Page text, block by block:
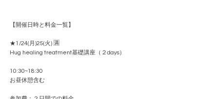
【開催日時と料金一覧】
★1/24(月)25(火) 🈵
Hug healing treatment基礎講座（２days）
10:30~18:30
お昼休憩含む